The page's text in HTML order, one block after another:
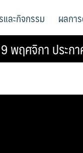
และกิจกรรม ผลกา
ฤศจิกา ประกา